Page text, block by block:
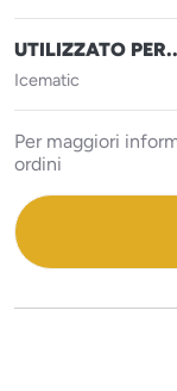
UTILIZZATO
Icematic
Per maggiori
ordini